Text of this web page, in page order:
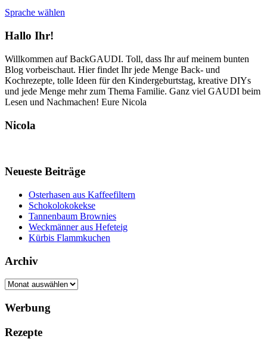
Sprache wählen
Hallo Ihr!
Willkommen auf BackGAUDI. Toll, dass Ihr auf meinem bunten
Blog vorbeischaut. Hier findet Ihr jede Menge Back- und
Kochrezepte, tolle Ideen für den Kindergeburtstag, kreative DIYs
und jede Menge mehr zum Thema Familie. Ganz viel GAUDI beim
Lesen und Nachmachen! Eure Nicola
Nicola
Neueste Beiträge
Osterhasen aus Kaffeefiltern
Schokolokokekse
Tannenbaum Brownies
Weckmänner aus Hefeteig
Kürbis Flammkuchen
Archiv
Archiv
Werbung
Rezepte